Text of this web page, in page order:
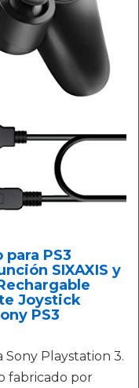
PS3
SIXAXIS y
Joystick
PS3
Playstation 3.
fabricado por